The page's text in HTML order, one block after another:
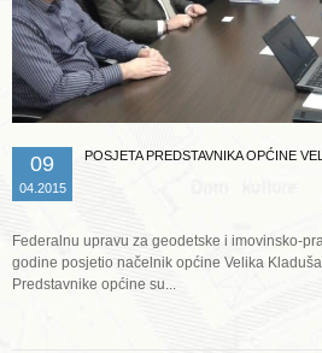
09
04.2015
POSJETA PREDSTAVNIKA OPĆINE
Federalnu upravu za geodetske i imovinsko-
godine posjetio načelnik općine Velika
Predstavnike općine su...